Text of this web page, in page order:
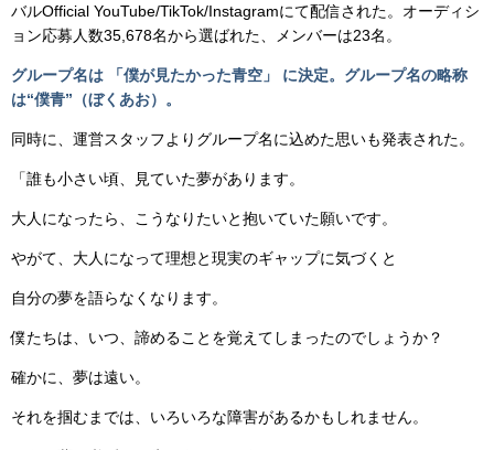
バルOfficial YouTube/TikTok/Instagramにて配信された。オーディシ
ョン応募⼈数35,678名から選ばれた、メンバーは23名。
グループ名は 「僕が⾒たかった⻘空」 に決定。グループ名の略称
は“僕⻘”（ぼくあお）。
同時に、運営スタッフよりグループ名に込めた思いも発表された。
「誰も⼩さい頃、⾒ていた夢があります。
⼤⼈になったら、こうなりたいと抱いていた願いです。
やがて、⼤⼈になって理想と現実のギャップに気づくと
⾃分の夢を語らなくなります。
僕たちは、いつ、諦めることを覚えてしまったのでしょうか？
確かに、夢は遠い。
それを掴むまでは、いろいろな障害があるかもしれません。